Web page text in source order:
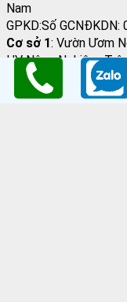
Nam
GPKD:Số
Cơ sở 1: Vườn Ươm
HV Nông Nghiệp-
Cơ sở 2
:Nhà vườn
ĐC: Đường Lý Thánh